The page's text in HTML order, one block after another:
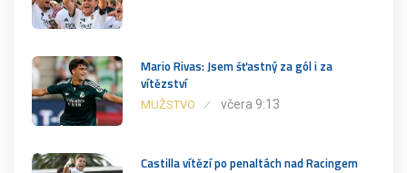
Mario Rivas: Jsem šťastný za gól i za
vítězství
MUŽSTVO včera 9:13
Castilla vítězí po penaltách nad Racingem